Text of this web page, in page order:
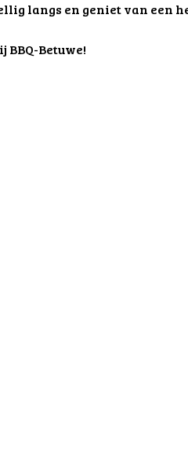
langs en geniet van een
BBQ-Betuwe!